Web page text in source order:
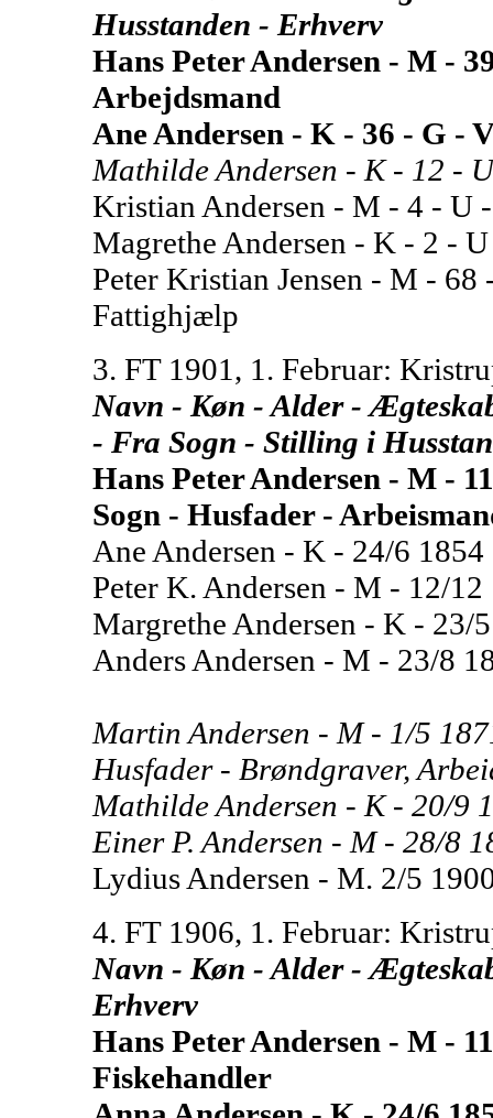
Husstanden - Erhverv
Hans Peter Andersen - M -
Arbejdsmand
Ane Andersen - K - 36 - G -
Mathilde Andersen - K - 12 -
Kristian Andersen - M - 4 - U
Magrethe Andersen - K - 2 -
Peter Kristian Jensen - M -
Fattighjælp
3. FT 1901, 1. Februar:
Navn - Køn - Alder -
- Fra Sogn - Stilling i
Hans Peter Andersen - M -
Sogn - Husfader -
Ane Andersen - K - 24/6
Peter K. Andersen - M - 12/
Margrethe Andersen - K -
Anders Andersen - M - 23/8
Martin Andersen - M - 1/5
Husfader - Brøndgraver,
Mathilde Andersen - K - 20/9
Einer P. Andersen - M - 28/8
Lydius Andersen - M. 2/5
4. FT 1906, 1. Februar:
Navn - Køn - Alder -
Erhverv
Hans Peter Andersen - M -
Fiskehandler